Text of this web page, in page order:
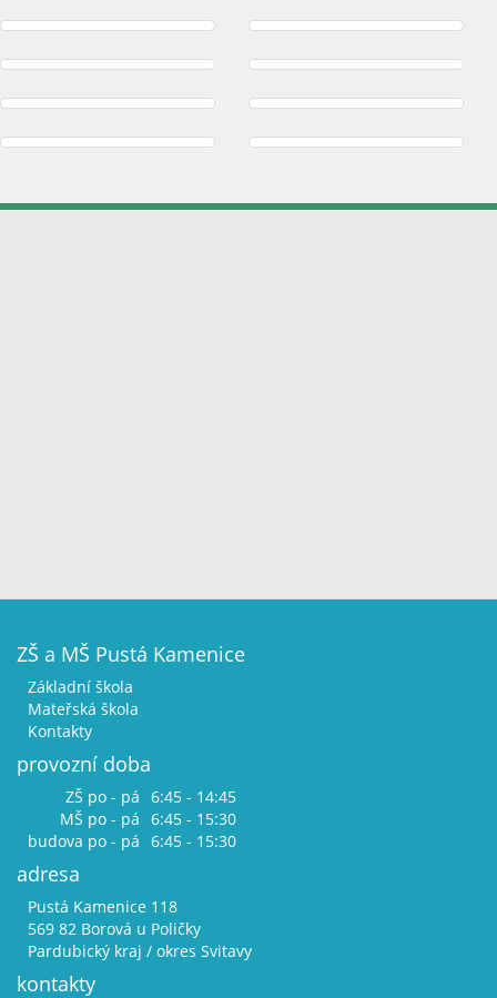
ZŠ a MŠ Pustá Kamenice
Základní škola
Mateřská škola
Kontakty
provozní doba
ZŠ po - pá 6:45 - 14:45
MŠ po - pá 6:45 - 15:30
budova po - pá 6:45 - 15:30
adresa
Pustá Kamenice 118
569 82 Borová u Poličky
Pardubický kraj / okres Svitavy
kontakty